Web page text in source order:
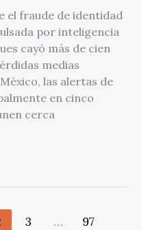
el fraude de identidad
por inteligencia
cayó más de cien
medias
las alertas de
en cinco
cerca
3 …
97